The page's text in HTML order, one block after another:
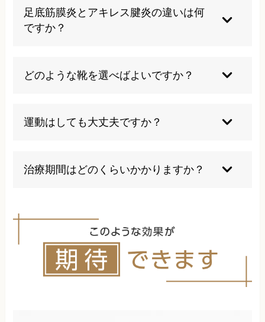
時間の立ち仕事の継続は避けるべきです。また、
痛みを我慢して無理に歩き続けることは症状悪化
の原因となります。
足底筋膜炎とアキレス腱炎の違いは何
ですか？
腱炎はかかとの後ろ側の痛みが特徴です。痛みの
場所と原因となる組織が異なるため、治療アプロ
どのような靴を選べばよいですか？
機能を持つ靴が理想的です。ヒールの高い靴や底
の硬い靴は避け、足にフィットするサイズを選ぶ
運動はしても大丈夫ですか？
流改善に効果的です。ただし、衝撃の強い運動は
避け、水中ウォーキングなど負担の少ない運動か
治療期間はどのくらいかかりますか？
り数週間から数ヶ月で改善が期待できます。早期
治療開始により治療期間の短縮が可能で、根本改
善を目指すことが重要です。